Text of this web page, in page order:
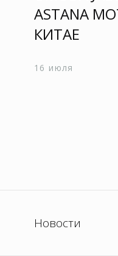
ASTANA
КИТАЕ
16 июля
Новости